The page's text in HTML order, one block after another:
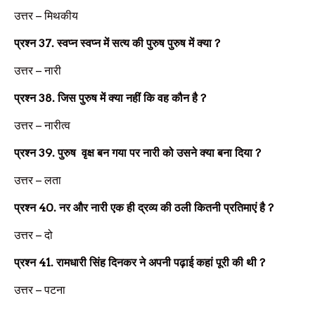
उत्तर –मिथकीय
प्रश्न37.स्वप्न स्वप्न में सत्य की पुरुष पुरुष में क्या?
उत्तर –नारी
प्रश्न38.जिस पुरुष में क्या नहीं कि वह कौन है?
उत्तर –नारीत्व
प्रश्न39.पुरुष वृक्ष बन गया पर नारी को उसने क्या बना दिया?
उत्तर –लता
प्रश्न 40.नर और नारी एक ही द्रव्य की ठली कितनी प्रतिमाएं है?
उत्तर –दो
प्रश्न 41.रामधारी सिंह दिनकर ने अपनी पढ़ाई कहां पूरी की थी?
उत्तर –पटना